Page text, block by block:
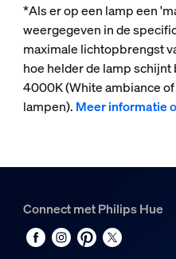
*Als er op een lamp een
weergegeven in de
maximale lichtopbrengst
hoe helder de lamp
4000K (White ambiance
lampen). Meer informatie
Connect met Philips Hue